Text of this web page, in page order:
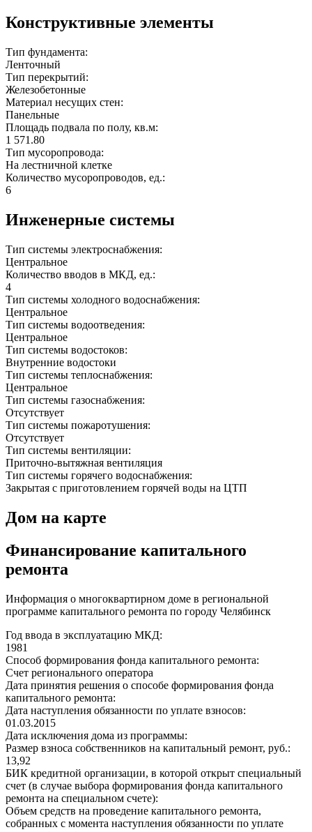
Конструктивные элементы
Тип фундамента:
Ленточный
Тип перекрытий:
Железобетонные
Материал несущих стен:
Панельные
Площадь подвала по полу, кв.м:
1 571.80
Тип мусоропровода:
На лестничной клетке
Количество мусоропроводов, ед.:
6
Инженерные системы
Тип системы электроснабжения:
Центральное
Количество вводов в МКД, ед.:
4
Тип системы холодного водоснабжения:
Центральное
Тип системы водоотведения:
Центральное
Тип системы водостоков:
Внутренние водостоки
Тип системы теплоснабжения:
Центральное
Тип системы газоснабжения:
Отсутствует
Тип системы пожаротушения:
Отсутствует
Тип системы вентиляции:
Приточно-вытяжная вентиляция
Тип системы горячего водоснабжения:
Закрытая с приготовлением горячей воды на ЦТП
Дом на карте
Финансирование капитального
ремонта
Информация о многоквартирном доме в региональной
программе капитального ремонта по городу Челябинск
Год ввода в эксплуатацию МКД:
1981
Способ формирования фонда капитального ремонта:
Счет регионального оператора
Дата принятия решения о способе формирования фонда
капитального ремонта:
Дата наступления обязанности по уплате взносов:
01.03.2015
Дата исключения дома из программы:
Размер взноса собственников на капитальный ремонт, руб.:
13,92
БИК кредитной организации, в которой открыт специальный
счет (в случае выбора формирования фонда капитального
ремонта на специальном счете):
Объем средств на проведение капитального ремонта,
собранных с момента наступления обязанности по уплате